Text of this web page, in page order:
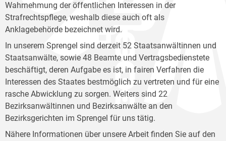
Wahrnehmung der öffentlichen Interessen in der
Strafrechtspflege, weshalb diese auch oft als
Anklagebehörde bezeichnet wird.
In unserem Sprengel sind derzeit 52 Staatsanwältinnen und
Staatsanwälte, sowie 48 Beamte und Vertragsbedienstete
beschäftigt, deren Aufgabe es ist, in fairen Verfahren die
Interessen des Staates bestmöglich zu vertreten und für eine
rasche Abwicklung zu sorgen. Weiters sind 22
Bezirksanwältinnen und Bezirksanwälte an den
Bezirksgerichten im Sprengel für uns tätig.
Nähere Informationen über unsere Arbeit finden Sie auf den